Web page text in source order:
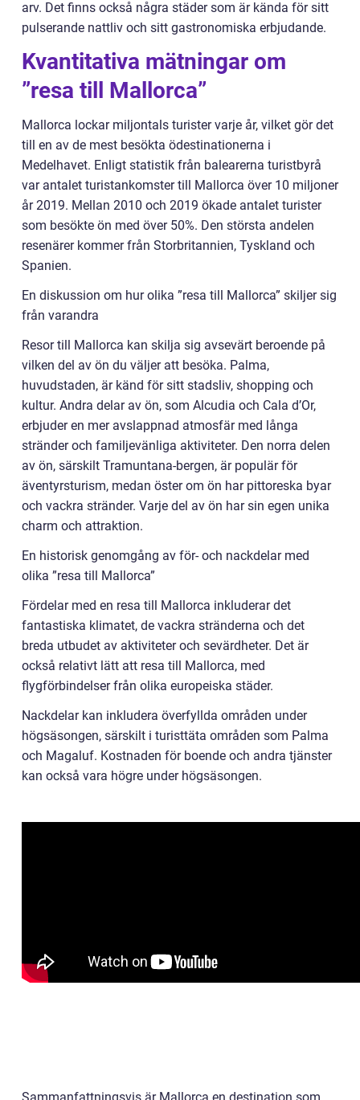
arv. Det finns också några städer som är kända för sitt
pulserande nattliv och sitt gastronomiska erbjudande.
Kvantitativa mätningar om
”resa till Mallorca”
Mallorca lockar miljontals turister varje år, vilket gör det
till en av de mest besökta ödestinationerna i
Medelhavet. Enligt statistik från balearerna turistbyrå
var antalet turistankomster till Mallorca över 10 miljoner
år 2019. Mellan 2010 och 2019 ökade antalet turister
som besökte ön med över 50%. Den största andelen
resenärer kommer från Storbritannien, Tyskland och
Spanien.
En diskussion om hur olika ”resa till Mallorca” skiljer sig
från varandra
Resor till Mallorca kan skilja sig avsevärt beroende på
vilken del av ön du väljer att besöka. Palma,
huvudstaden, är känd för sitt stadsliv, shopping och
kultur. Andra delar av ön, som Alcudia och Cala d’Or,
erbjuder en mer avslappnad atmosfär med långa
stränder och familjevänliga aktiviteter. Den norra delen
av ön, särskilt Tramuntana-bergen, är populär för
äventyrsturism, medan öster om ön har pittoreska byar
och vackra stränder. Varje del av ön har sin egen unika
charm och attraktion.
En historisk genomgång av för- och nackdelar med
olika ”resa till Mallorca”
Fördelar med en resa till Mallorca inkluderar det
fantastiska klimatet, de vackra stränderna och det
breda utbudet av aktiviteter och sevärdheter. Det är
också relativt lätt att resa till Mallorca, med
flygförbindelser från olika europeiska städer.
Nackdelar kan inkludera överfyllda områden under
högsäsongen, särskilt i turisttäta områden som Palma
och Magaluf. Kostnaden för boende och andra tjänster
kan också vara högre under högsäsongen.